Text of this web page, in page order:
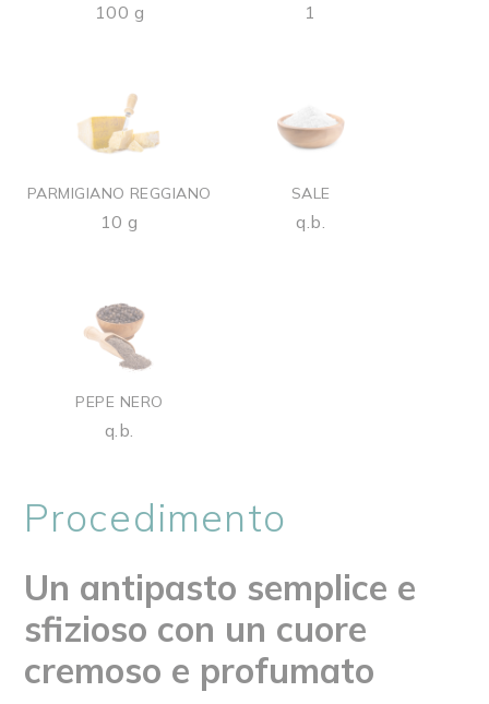
100 g 1
PARMIGIANO REGGIANO
10 g
SALE
q.b.
PEPE NERO
q.b.
Procedimento
Un antipasto semplice e
sfizioso con un cuore
cremoso e profumato